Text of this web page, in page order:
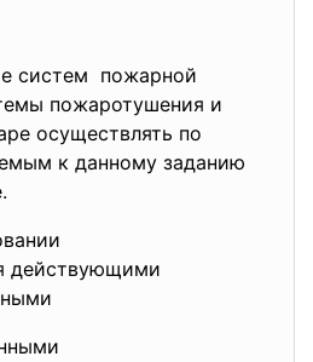
систем пожарной
пожаротушения и
осуществлять по
к данному заданию
действующими